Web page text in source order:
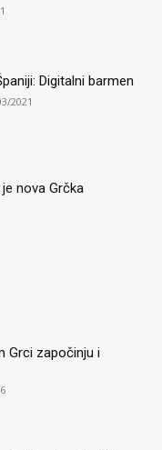
Digitalni barmen
2021
nova Grčka
Grci započinju i